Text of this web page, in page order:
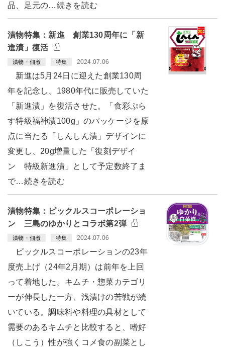
品、足元の…続きを読む
漬物特集：新進 創業130周年に「新
進漬」復活
漬物・佃煮 特集 2024.07.06
新進は5月24日に迎えた創業130周
年を記念し、1980年代に販売していた
「新進漬」を復活させた。「食彩ぷら
す特級福神漬100g」のパッケージを原
点に当たる「しんしん漬」デザインに
変更し、20g増量した「復刻デザイ
ン 特級新進漬」として予定数終了ま
で…続きを読む
漬物特集：ピックルスコーポレーショ
ン 三島のゆかりとコラボ第2弾
漬物・佃煮 特集 2024.07.06
ピックルスコーポレーションの23年
度売上げ（24年2月期）は前年を上回
って着地した。キムチ・惣菜カテゴリ
ーが伸長した一方、浅漬けの苦戦が続
いている。調味料や料理の具材として
需要のあるキムチと比較すると、嗜好
（しこう）性が強くコメ食の副菜とし